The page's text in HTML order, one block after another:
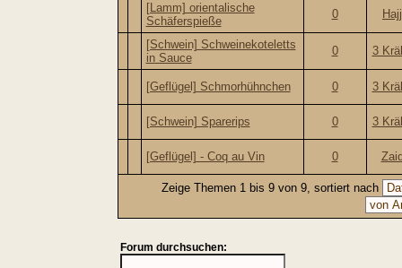
[Lamm] orientalische
Schäferspieße
0
[Schwein] Schweinekoteletts
in Sauce
0 3
[Geflügel] Schmorhühnchen 0 3
[Schwein] Sparerips 0 3
[Geflügel] - Coq au Vin 0
Zeige Themen 1 bis 9 von 9, sortiert nach
Forum durchsuchen: